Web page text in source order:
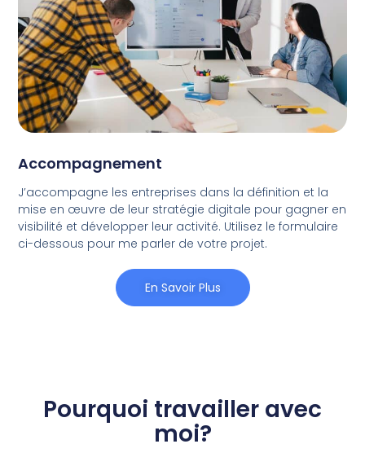
Accompagnement
J’accompagne les entreprises dans la définition et la
mise en œuvre de leur stratégie digitale pour gagner en
visibilité et développer leur activité. Utilisez le formulaire
ci-dessous pour me parler de votre projet.
En Savoir Plus
Pourquoi travailler avec
moi?